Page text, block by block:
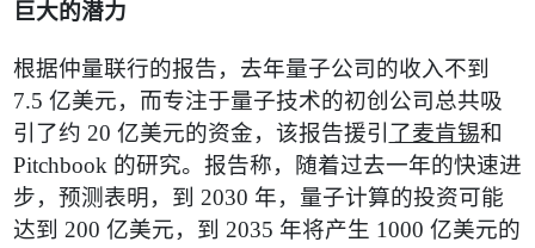
巨大的潜力
根据仲量联行的报告，去年量子公司的收入不到
7.5 亿美元，而专注于量子技术的初创公司总共吸
引了约 20 亿美元的资金，该报告援引 了麦肯锡和
Pitchbook 的研究。报告称，随着过去一年的快速进
步，预测表明，到 2030 年，量子计算的投资可能
达到 200 亿美元，到 2035 年将产生 1000 亿美元的